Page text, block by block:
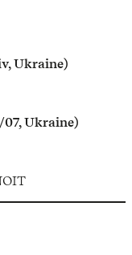
Ukraine)
07, Ukraine)